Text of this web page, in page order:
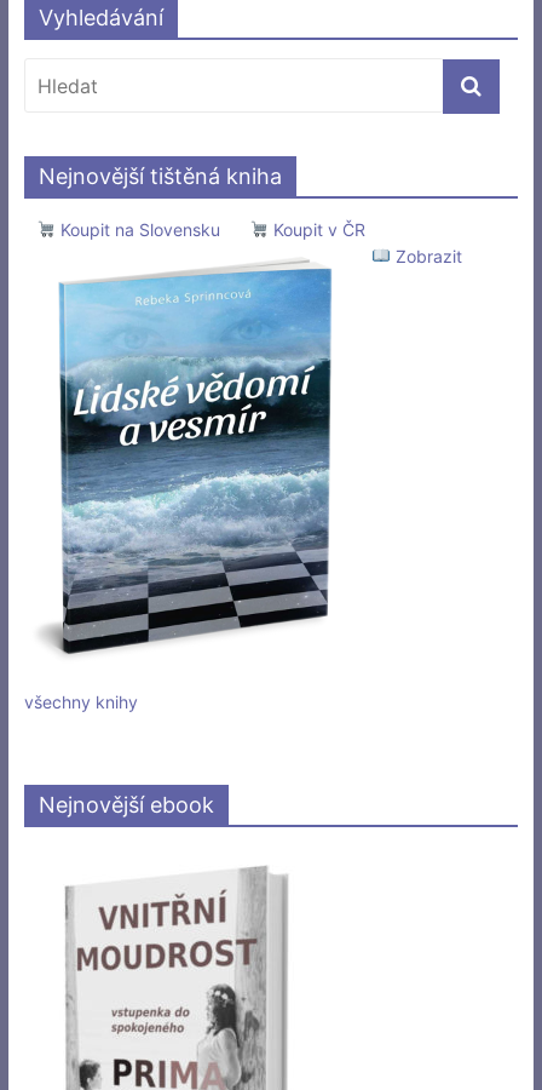
Vyhledávání
Nejnovější tištěná kniha
Koupit na Slovensku
Koupit v ČR
Zobrazit
všechny knihy
Nejnovější ebook